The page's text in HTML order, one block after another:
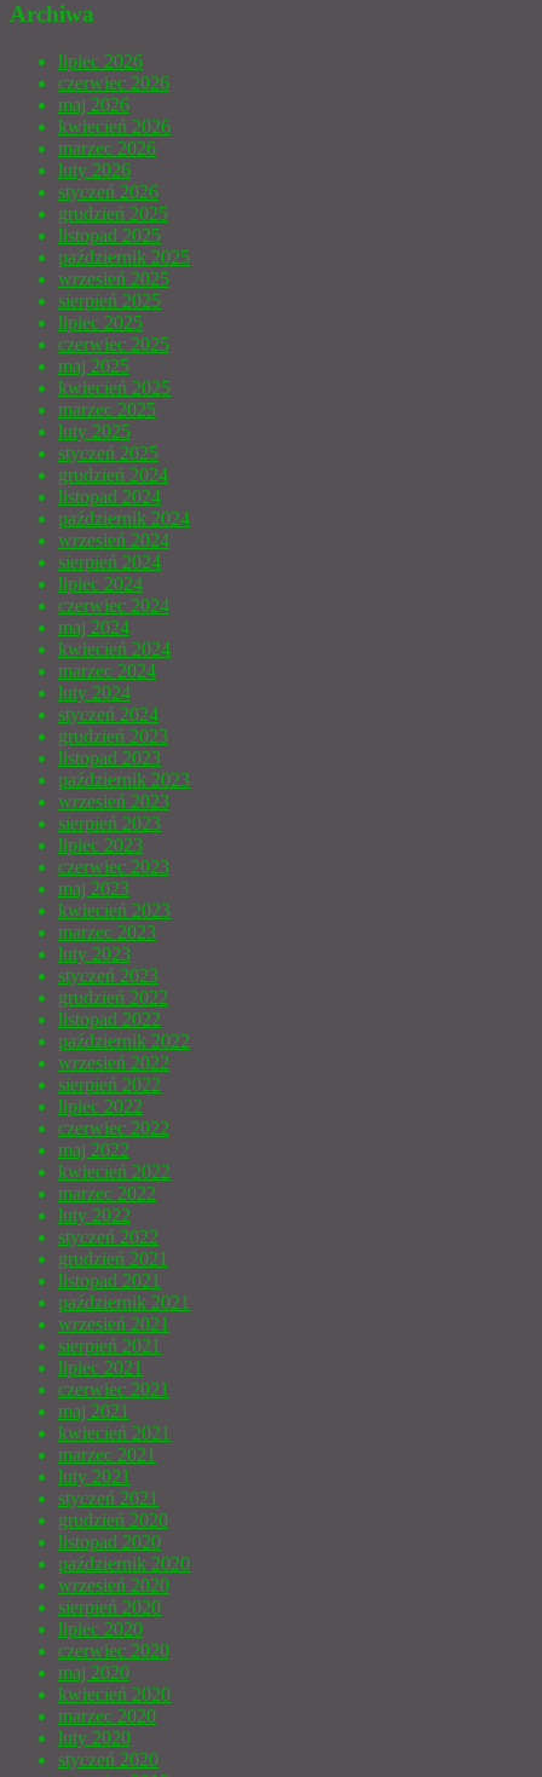
Archiwa
lipiec 2026
czerwiec 2026
maj 2026
kwiecień 2026
marzec 2026
luty 2026
styczeń 2026
grudzień 2025
listopad 2025
październik 2025
wrzesień 2025
sierpień 2025
lipiec 2025
czerwiec 2025
maj 2025
kwiecień 2025
marzec 2025
luty 2025
styczeń 2025
grudzień 2024
listopad 2024
październik 2024
wrzesień 2024
sierpień 2024
lipiec 2024
czerwiec 2024
maj 2024
kwiecień 2024
marzec 2024
luty 2024
styczeń 2024
grudzień 2023
listopad 2023
październik 2023
wrzesień 2023
sierpień 2023
lipiec 2023
czerwiec 2023
maj 2023
kwiecień 2023
marzec 2023
luty 2023
styczeń 2023
grudzień 2022
listopad 2022
październik 2022
wrzesień 2022
sierpień 2022
lipiec 2022
czerwiec 2022
maj 2022
kwiecień 2022
marzec 2022
luty 2022
styczeń 2022
grudzień 2021
listopad 2021
październik 2021
wrzesień 2021
sierpień 2021
lipiec 2021
czerwiec 2021
maj 2021
kwiecień 2021
marzec 2021
luty 2021
styczeń 2021
grudzień 2020
listopad 2020
październik 2020
wrzesień 2020
sierpień 2020
lipiec 2020
czerwiec 2020
maj 2020
kwiecień 2020
marzec 2020
luty 2020
styczeń 2020